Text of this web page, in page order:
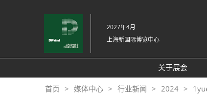
转
至
容
2027年4月
上海新国际博览中心
关于展会
展会介绍
首页 媒体中心 行业新闻 2024